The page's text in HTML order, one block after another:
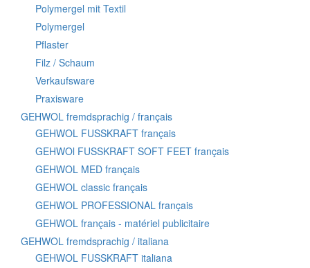
Polymergel mit Textil
Polymergel
Pflaster
Filz / Schaum
Verkaufsware
Praxisware
GEHWOL fremdsprachig / français
GEHWOL FUSSKRAFT français
GEHWOl FUSSKRAFT SOFT FEET français
GEHWOL MED français
GEHWOL classic français
GEHWOL PROFESSIONAL français
GEHWOL français - matériel publicitaire
GEHWOL fremdsprachig / italiana
GEHWOL FUSSKRAFT italiana